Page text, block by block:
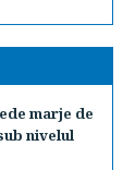
marje de
nivelul